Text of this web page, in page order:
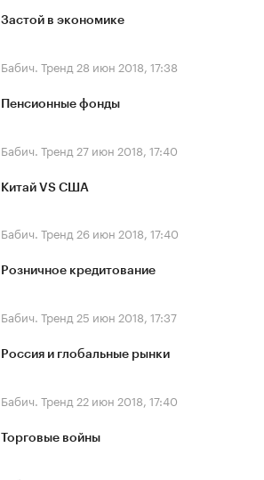
Застой в экономике
Бабич. Тренд 28 июн 2018, 17:38
Пенсионные фонды
Бабич. Тренд 27 июн 2018, 17:40
Китай VS США
Бабич. Тренд 26 июн 2018, 17:40
Розничное кредитование
Бабич. Тренд 25 июн 2018, 17:37
Россия и глобальные рынки
Бабич. Тренд 22 июн 2018, 17:40
Торговые войны